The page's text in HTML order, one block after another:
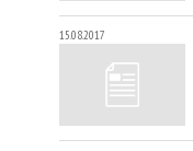
15.08.2017